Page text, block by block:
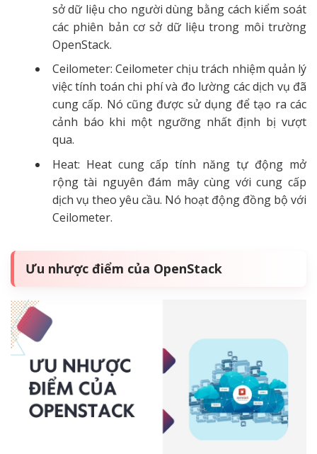
sở dữ liệu cho người dùng bằng cách kiểm soát
các phiên bản cơ sở dữ liệu trong môi trường
OpenStack.
Ceilometer: Ceilometer chịu trách nhiệm quản lý
việc tính toán chi phí và đo lường các dịch vụ đã
cung cấp. Nó cũng được sử dụng để tạo ra các
cảnh báo khi một ngưỡng nhất định bị vượt
qua.
Heat: Heat cung cấp tính năng tự động mở
rộng tài nguyên đám mây cùng với cung cấp
dịch vụ theo yêu cầu. Nó hoạt động đồng bộ với
Ceilometer.
Ưu nhược điểm của OpenStack